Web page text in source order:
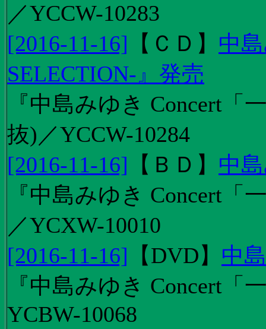
／YCCW-10283
[2016-11-16] 【 ＣＤ 】 中
SELECTION-』発売
『中島みゆき Concert
抜)／YCCW-10284
[2016-11-16] 【 ＢＤ 】 中
『中島みゆき Concert
／YCXW-10010
[2016-11-16] 【DVD】 中
『中島みゆき Concert
YCBW-10068